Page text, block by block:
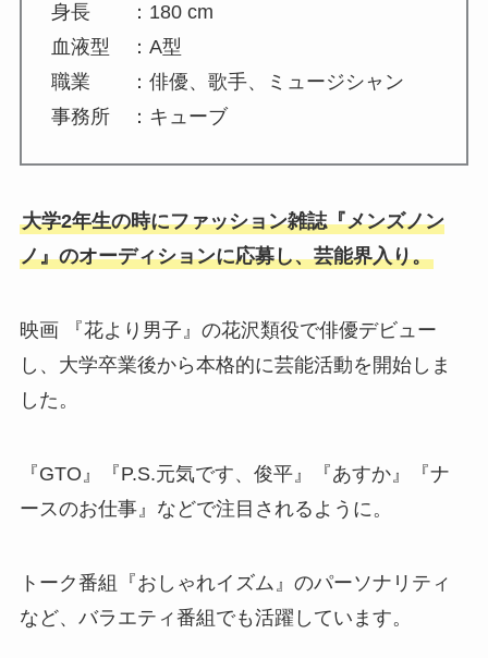
身長 ：180 cm
血液型 ：A型
職業 ：俳優、歌手、ミュージシャン
事務所 ：キューブ
大学2年生の時にファッション雑誌『メンズノン
ノ』のオーディションに応募し、芸能界入り。
映画 『花より男子』の花沢類役で俳優デビュー
し、大学卒業後から本格的に芸能活動を開始しま
した。
『GTO』『P.S.元気です、俊平』『あすか』『ナ
ースのお仕事』などで注目されるように。
トーク番組『おしゃれイズム』のパーソナリティ
など、バラエティ番組でも活躍しています。